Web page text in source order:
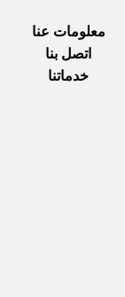
معلومات عنا
اتصل بنا
خدماتنا